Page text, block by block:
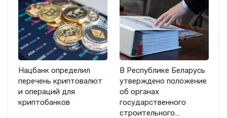
Нацбанк определил
перечень криптовалют
и операций для
криптобанков
В Республике Беларусь
утверждено положение
об органах
государственного
строительного…